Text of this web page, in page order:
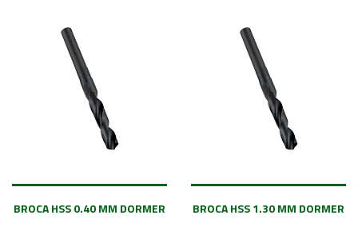
BROCA HSS 0.40 MM DORMER BROCA HSS 1.30 MM DORMER